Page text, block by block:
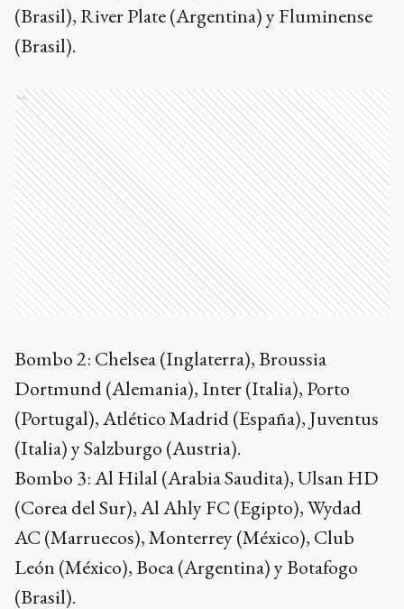
(Brasil), River Plate (Argentina) y Fluminense
(Brasil).
Ads
Bombo 2: Chelsea (Inglaterra), Broussia
Dortmund (Alemania), Inter (Italia), Porto
(Portugal), Atlético Madrid (España), Juventus
(Italia) y Salzburgo (Austria).
Bombo 3: Al Hilal (Arabia Saudita), Ulsan HD
(Corea del Sur), Al Ahly FC (Egipto), Wydad
AC (Marruecos), Monterrey (México), Club
León (México), Boca (Argentina) y Botafogo
(Brasil).